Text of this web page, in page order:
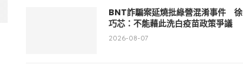
BNT詐騙案延燒批綠營混淆事件 徐
巧芯：不能藉此洗白疫苗政策爭議
2026-08-07